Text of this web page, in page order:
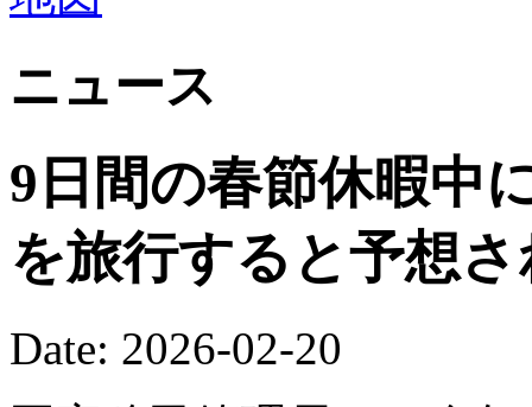
ニュース
9日間の春節休暇中
を旅行すると予想
Date: 2026-02-20